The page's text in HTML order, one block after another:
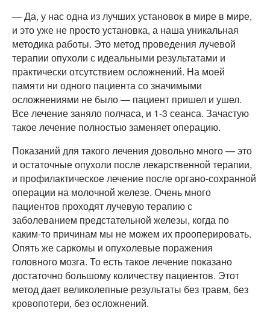
— Да, у нас одна из лучших установок в мире в мире,
и это уже не просто установка, а наша уникальная
методика работы. Это метод проведения лучевой
терапии опухоли с идеальными результатами и
практически отсутствием осложнений. На моей
памяти ни одного пациента со значимыми
осложнениями не было — пациент пришел и ушел.
Все лечение заняло полчаса, и 1-3 сеанса. Зачастую
такое лечение полностью заменяет операцию.
Показаний для такого лечения довольно много — это
и остаточные опухоли после лекарственной терапии,
и профилактическое лечение после органо-сохранной
операции на молочной железе. Очень много
пациентов проходят лучевую терапию с
заболеванием предстательной железы, когда по
каким-то причинам мы не можем их прооперировать.
Опять же саркомы и опухолевые поражения
головного мозга. То есть такое лечение показано
достаточно большому количеству пациентов. Этот
метод дает великолепные результаты без травм, без
кровопотери, без осложнений.